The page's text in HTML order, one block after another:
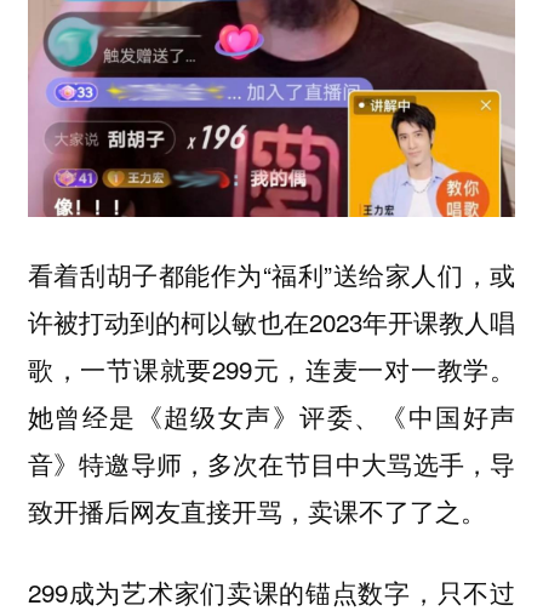
看着刮胡子都能作为“福利”送给家人们，或
许被打动到的柯以敏也在2023年开课教人唱
歌，一节课就要299元，连麦一对一教学。
她曾经是《超级女声》评委、《中国好声
音》特邀导师，多次在节目中大骂选手，导
致开播后网友直接开骂，卖课不了了之。
299成为艺术家们卖课的锚点数字，只不过